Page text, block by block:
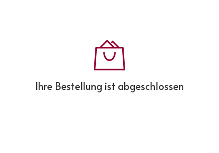
Ihre Bestellung ist abgeschlossen